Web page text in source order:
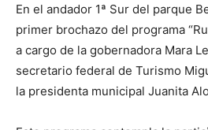
En el andador 1ª Sur del parque
primer brochazo del programa
a cargo de la gobernadora Mara
secretario federal de Turismo
la presidenta municipal Juanita